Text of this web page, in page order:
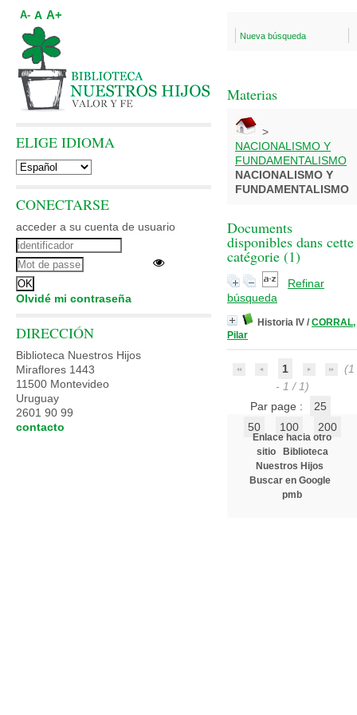
Nueva búsqueda
Materias
>
NACIONALISMO Y
FUNDAMENTALISMO
NACIONALISMO Y
FUNDAMENTALISMO
Documents
disponibles dans cette
catégorie (1)
Refinar
búsqueda
Historia IV / CORRAL,
Pilar
1
(1
- 1 / 1)
Par page :
25
50
100 200
Enlace hacia otro
sitio
Biblioteca
Nuestros Hijos
Buscar en Google
pmb
A- A A+
ELIGE IDIOMA
CONECTARSE
acceder a su cuenta de usuario
Olvidé mi contraseña
DIRECCIÓN
Biblioteca Nuestros Hijos
Miraflores 1443
11500 Montevideo
Uruguay
2601 90 99
contacto